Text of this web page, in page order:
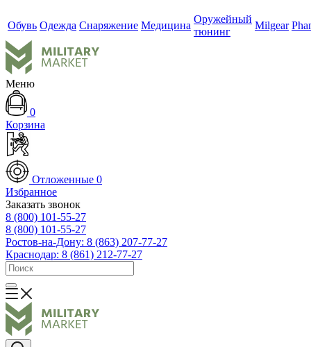
Обувь Одежда Снаряжение Медицина
Оружейный
тюнинг
Milgear
Меню
0
Корзина
Отложенные 0
Избранное
Заказать звонок
8 (800) 101-55-27
8 (800) 101-55-27
Ростов-на-Дону: 8 (863) 207-77-27
Краснодар: 8 (861) 212-77-27